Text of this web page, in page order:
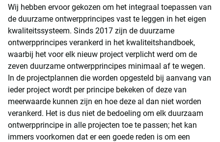
Wij hebben ervoor gekozen om het integraal toepassen van
de duurzame ontwerpprincipes vast te leggen in het eigen
kwaliteitssysteem. Sinds 2017 zijn de duurzame
ontwerpprincipes verankerd in het kwaliteitshandboek,
waarbij het voor elk nieuw project verplicht werd om de
zeven duurzame ontwerpprincipes minimaal af te wegen.
In de projectplannen die worden opgesteld bij aanvang van
ieder project wordt per principe bekeken of deze van
meerwaarde kunnen zijn en hoe deze al dan niet worden
verankerd. Het is dus niet de bedoeling om elk duurzaam
ontwerpprincipe in alle projecten toe te passen; het kan
immers voorkomen dat er een goede reden is om een